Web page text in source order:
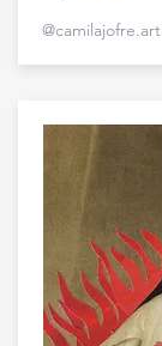
@camilajofre.art